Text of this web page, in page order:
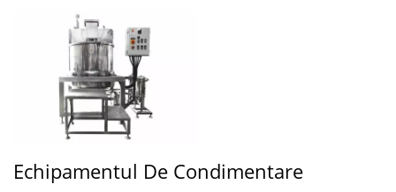
Echipamentul De Condimentare